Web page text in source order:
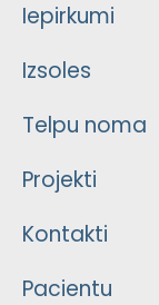
Iepirkumi
Izsoles
Telpu noma
Projekti
Kontakti
Pacientu